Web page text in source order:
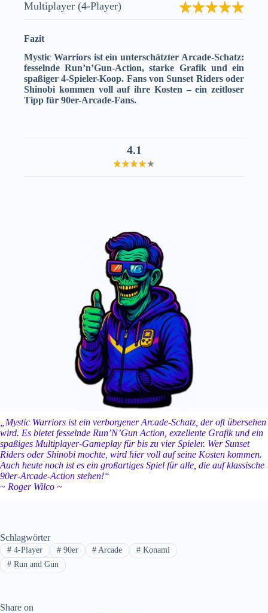
Multiplayer (4-Player)
Fazit
Mystic Warriors ist ein unterschätzter Arcade-Schatz:
fesselnde Run’n’Gun-Action, starke Grafik und ein
spaßiger 4-Spieler-Koop. Fans von Sunset Riders oder
Shinobi kommen voll auf ihre Kosten – ein zeitloser
Tipp für 90er-Arcade-Fans.
4.1
„Mystic Warriors ist ein verborgener Arcade-Schatz, der oft übersehen
wird. Es bietet fesselnde Run’N’Gun Action, exzellente Grafik und ein
spaßiges Multiplayer-Gameplay für bis zu vier Spieler. WerSunset
Riders oderShinobi mochte, wird hier voll auf seine Kosten kommen.
Auch heute noch ist es ein großartiges Spiel für alle, die auf klassische
90er-Arcade-Action stehen!“
~ Roger Wilco ~
Schlagwörter
#4-Player #90er # Arcade # Konami
#Run and Gun
Share on